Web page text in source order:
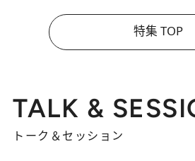
特集 TOP
TALK &
トーク＆セッション